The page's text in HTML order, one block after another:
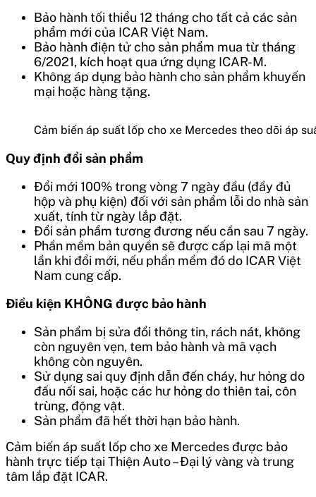
Bảo hành tối thiểu 12 tháng cho tất cả các sản
phẩm mới của ICAR Việt Nam.
Bảo hành điện tử cho sản phẩm mua từ tháng
6/2021, kích hoạt qua ứng dụng ICAR-M.
Không áp dụng bảo hành cho sản phẩm khuyến
mại hoặc hàng tặng.
Cảm biến áp suất lốp cho xe Mercedes theo dõi áp
Quy định đổi sản phẩm
Đổi mới 100% trong vòng 7 ngày đầu (đầy đủ
hộp và phụ kiện) đối với sản phẩm lỗi do nhà sản
xuất, tính từ ngày lắp đặt.
Đổi sản phẩm tương đương nếu cần sau 7 ngày.
Phần mềm bản quyền sẽ được cấp lại mã một
lần khi đổi mới, nếu phần mềm đó do ICAR Việt
Nam cung cấp.
Điều kiện KHÔNG được bảo hành
Sản phẩm bị sửa đổi thông tin, rách nát, không
còn nguyên vẹn, tem bảo hành và mã vạch
không còn nguyên.
Sử dụng sai quy định dẫn đến cháy, hư hỏng do
đấu nối sai, hoặc các hư hỏng do thiên tai, côn
trùng, động vật.
Sản phẩm đã hết thời hạn bảo hành.
Cảm biến áp suất lốp cho xe Mercedesđược bảo
hành trực tiếp tại Thiện Auto – Đại lý vàng và trung
tâm lắp đặt ICAR.